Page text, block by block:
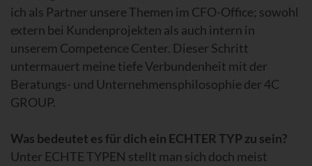
ich als Partner unsere Themen im CFO-Office; sowohl
extern bei Kundenprojekten als auch intern in
unserem Competence Center. Dieser Schritt
untermauert meine tiefe Verbundenheit mit der
Beratungs- und Unternehmensphilosophie der 4C
GROUP.
Was bedeutet es für dich ein ECHTER TYP zu sein?
Unter ECHTE TYPEN stellt man sich doch meist